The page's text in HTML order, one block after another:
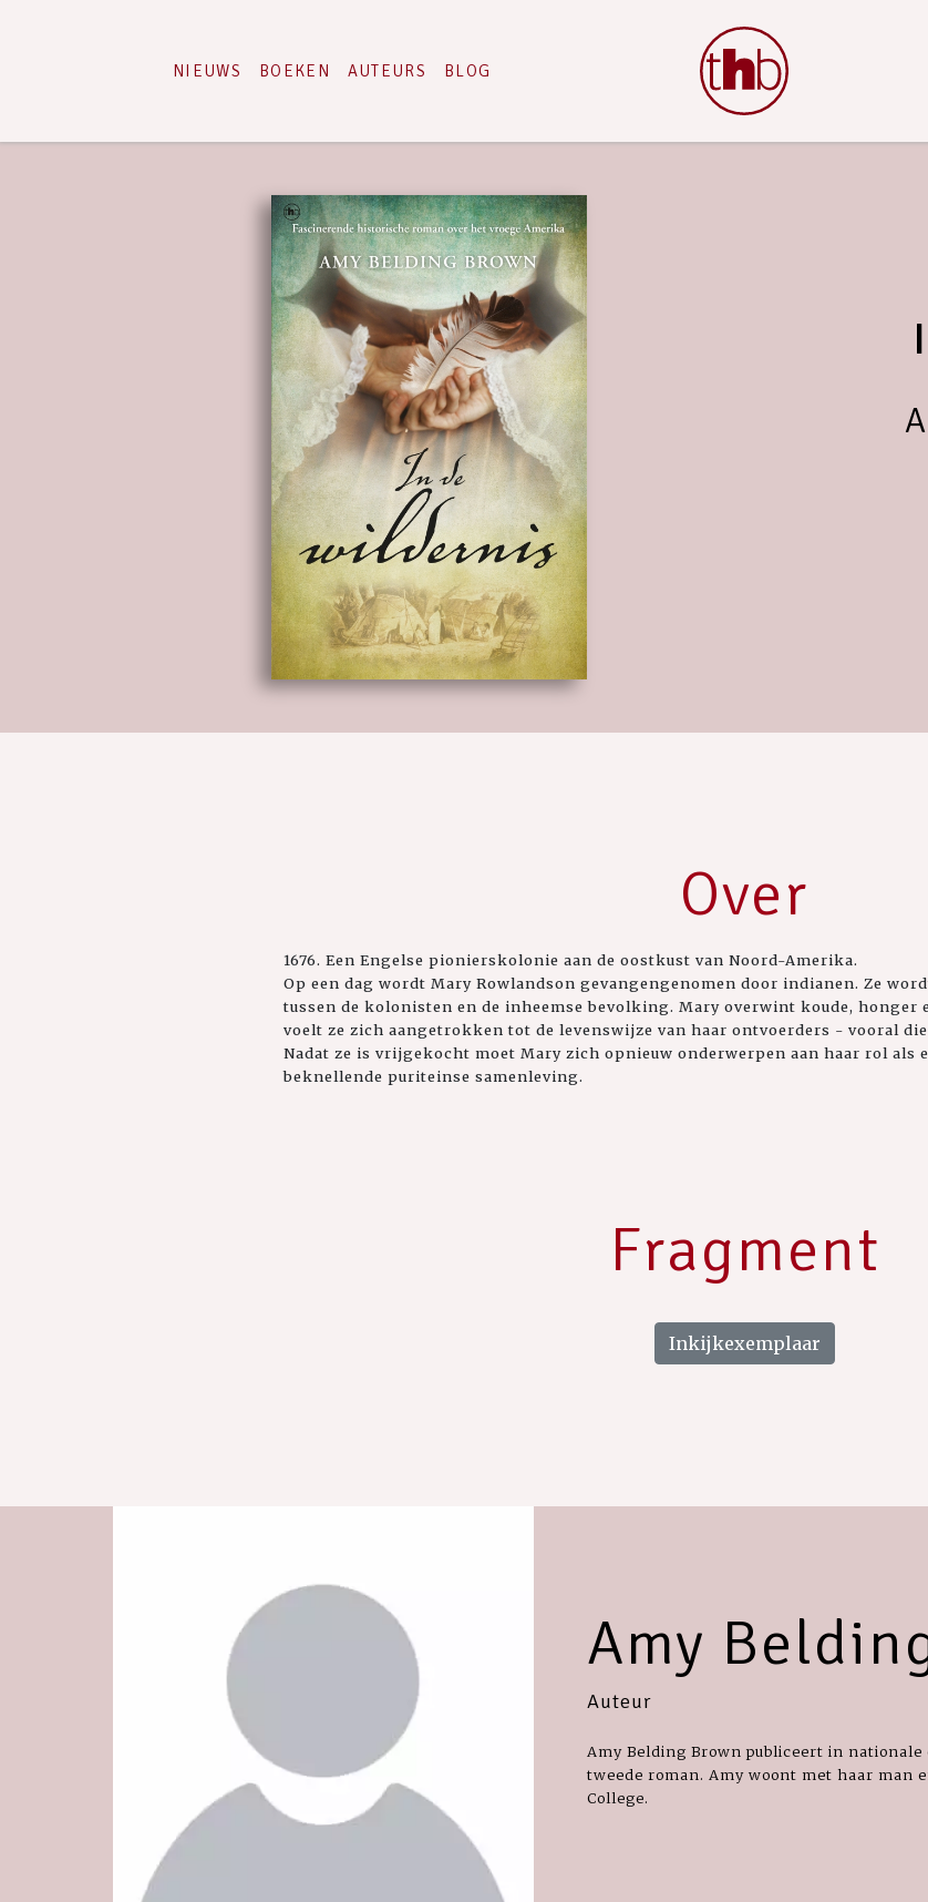
NIEUWS BOEKEN AUTEURS BLOG
Over
1676. Een Engelse pionierskolonie aan de oostkust van Noord-Amerika.
Op een dag wordt Mary Rowlandson gevangengenomen door indianen. Ze
tussen de kolonisten en de inheemse bevolking. Mary overwint koude,
voelt ze zich aangetrokken tot de levenswijze van haar ontvoerders - vooral
Nadat ze is vrijgekocht moet Mary zich opnieuw onderwerpen aan haar rol als
beknellende puriteinse samenleving.
Fragment
Inkijkexemplaar
Amy
Auteur
Amy Belding Brown publiceert in
tweede roman. Amy woont met haar man
College.